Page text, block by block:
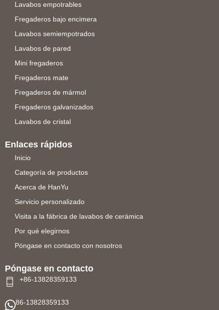
Lavabos empotrables
Fregaderos bajo encimera
Lavabos semiempotrados
Lavabos de pared
Mini fregaderos
Fregaderos mate
Fregaderos de mármol
Fregaderos galvanizados
Lavabos de cristal
Enlaces rápidos
Inicio
Categoría de productos
Acerca de HanYu
Servicio personalizado
Visita a la fábrica de lavabos de cerámica
Por qué elegirnos
Póngase en contacto con nosotros
Póngase en contacto
+86-13828359133
86-13828359133